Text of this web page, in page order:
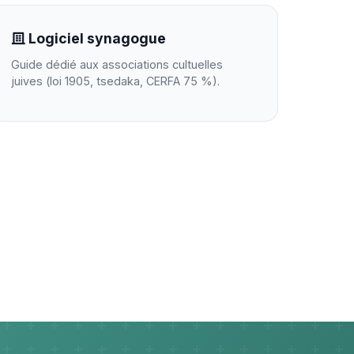
Logiciel synagogue
Guide dédié aux associations cultuelles
juives (loi 1905, tsedaka, CERFA 75 %).